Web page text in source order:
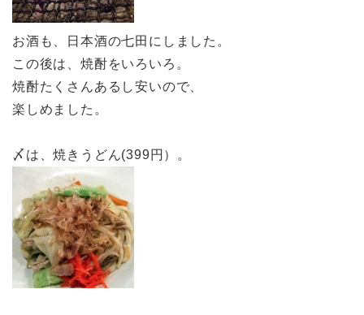
お酒も、日本酒の七田にしました。
この後は、焼酎をいろいろ。
焼酎たくさんあるし安いので、
楽しめました。
〆は、焼きうどん(399円）。